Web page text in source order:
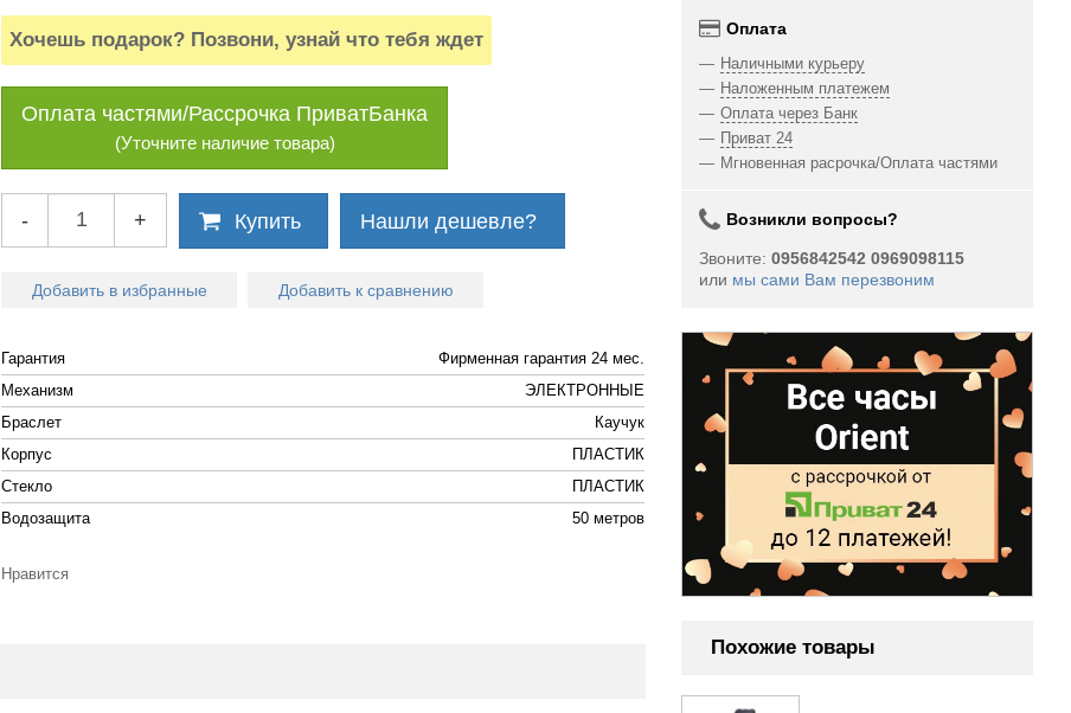
Хочешь подарок? Позвони, узнай что тебя ждет
Оплата частями/Рассрочка ПриватБанка
(Уточните наличие товара)
- + Купить Нашли дешевле?
Добавить в избранные Добавить к сравнению
Гарантия
Фирменная гарантия 24 мес.
Механизм
ЭЛЕКТРОННЫЕ
Браслет
Каучук
Корпус
ПЛАСТИК
Стекло
ПЛАСТИК
Водозащита
50 метров
Нравится
Оплата
Наличными курьеру
Наложенным платежем
Оплата через Банк
Приват 24
Мгновенная расрочка/Оплата частями
Возникли вопросы?
Звоните: 0956842542 0969098115
или мы сами Вам перезвоним
Похожие товары